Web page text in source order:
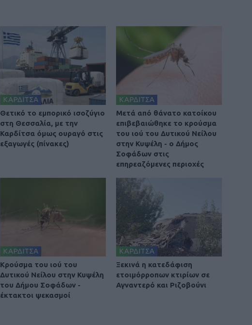
ΚΑΡΔΙΤΣΑ
Θετικό το εμπορικό ισοζύγιο
στη Θεσσαλία, με την
Καρδίτσα όμως ουραγό στις
εξαγωγές (πίνακες)
ΚΑΡΔΙΤΣΑ
Μετά από θάνατο κατοίκου
επιβεβαιώθηκε το κρούσμα
του ιού του Δυτικού Νείλου
στην Κυψέλη - ο Δήμος
Σοφάδων στις
επηρεαζόμενες περιοχές
ΚΑΡΔΙΤΣΑ
Κρούσμα του ιού του
Δυτικού Νείλου στην Κυψέλη
του Δήμου Σοφάδων -
έκτακτοι ψεκασμοί
ΚΑΡΔΙΤΣΑ
Ξεκινά η κατεδάφιση
ετοιμόρροπων κτιρίων σε
Αγναντερό και Ριζοβούνι